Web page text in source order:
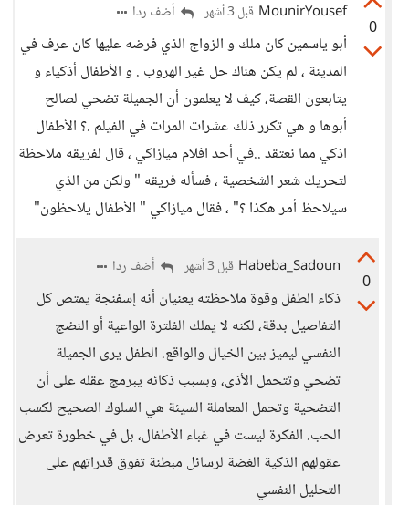
0
MounirYousef قبل 3 أشهر أضف ردا
أبو ياسمين كان ملك و الزواج الذي فرضه عليها كان عرف في
المدينة ، لم يكن هناك حل غير الهروب . و الأطفال أذكياء و
يتابعون القصة، كيف لا يعلمون أن الجميلة تضحي لصالح
أبوها و هي تكرر ذلك عشرات المرات في الفيلم .؟ الأطفال
اذكي مما نعتقد ..في أحد افلام ميازاكي ، قال لفريقه ملاحظة
لتحريك شعر الشخصية ، فسأله فريقه " ولكن من الذي
سيلاحظ أمر هكذا ؟" ، فقال ميازاكي " الأطفال يلاحظون"
0
Habeba_Sadoun قبل 3 أشهر أضف ردا
ذكاء الطفل وقوة ملاحظته يعنيان أنه إسفنجة يمتص كل
التفاصيل بدقة، لكنه لا يملك الفلترة الواعية أو النضج
النفسي ليميز بين الخيال والواقع. الطفل يرى الجميلة
تضحي وتتحمل الأذى، وبسبب ذكائه يبرمج عقله على أن
التضحية وتحمل المعاملة السيئة هي السلوك الصحيح لكسب
الحب. الفكرة ليست في غباء الأطفال، بل في خطورة تعرض
عقولهم الذكية الغضة لرسائل مبطنة تفوق قدراتهم على
التحليل النفسي